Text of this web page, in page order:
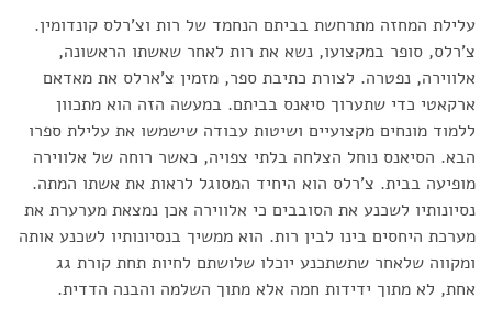
עלילת המחזה מתרחשת בביתם הנחמד של רות וצ'רלס קונדומין.
צ'רלס, סופר במקצועו, נשא את רות לאחר שאשתו הראשונה,
אלווירה, נפטרה. לצורת כתיבת ספר, מזמין צ'ארלס את מאדאם
ארקאטי כדי שתערוך סיאנס בביתם. במעשה הזה הוא מתכוון
ללמוד מונחים מקצועיים ושיטות עבודה שישמשו את עלילת ספרו
הבא. הסיאנס נוחל הצלחה בלתי צפויה, כאשר רוחה של אלווירה
מופיעה בבית. צ'רלס הוא היחיד המסוגל לראות את אשתו המתה.
נסיונותיו לשכנע את הסובבים כי אלווירה אכן נמצאת מערערת את
מערכת היחסים בינו לבין רות. הוא ממשיך בנסיונותיו לשכנע אותה
ומקווה שלאחר שתשתכנע יוכלו שלושתם לחיות תחת קורת גג
אחת, לא מתוך ידידות חמה אלא מתוך השלמה והבנה הדדית.